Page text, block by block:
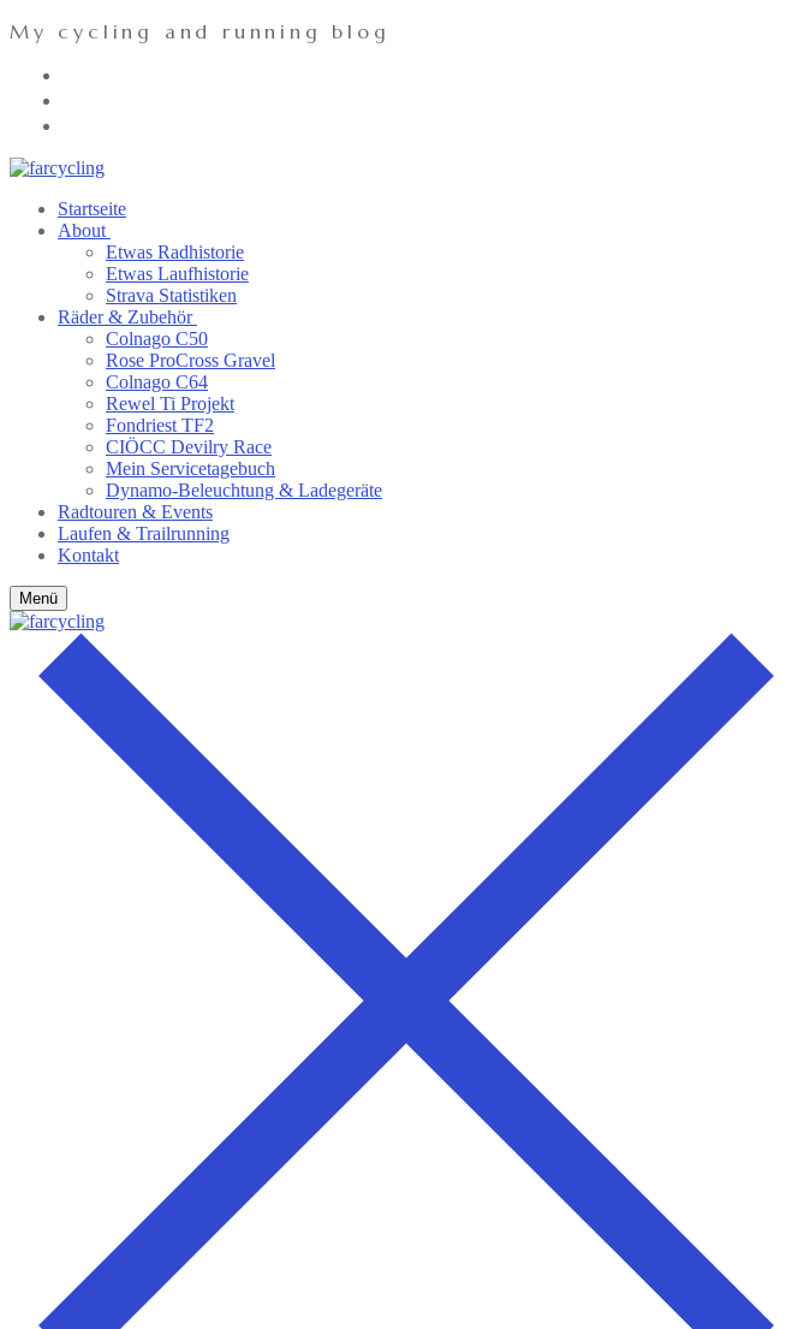
Zum
Inhalt
springen
Menü
Schließen
My cycling and running blog
Startseite
About
Etwas Radhistorie
Etwas Laufhistorie
Strava Statistiken
Räder & Zubehör
Colnago C50
Rose ProCross Gravel
Colnago C64
Rewel Ti Projekt
Fondriest TF2
CIÖCC Devilry Race
Mein Servicetagebuch
Dynamo-Beleuchtung & Ladegeräte
Radtouren & Events
Laufen & Trailrunning
Kontakt
Menü